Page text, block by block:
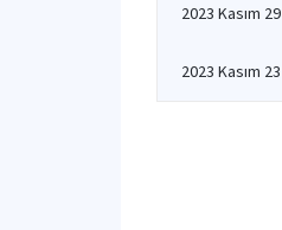
2023 Kasım 29
2023 Kasım 23